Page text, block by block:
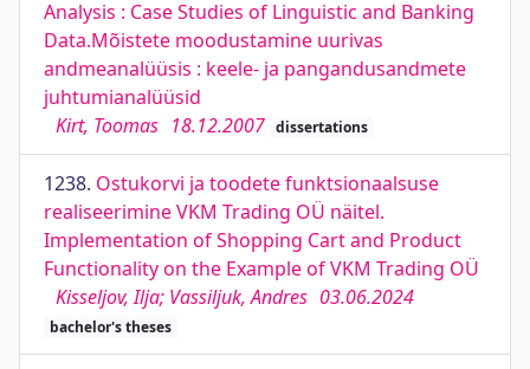
Analysis : Case Studies of Linguistic and Banking
Data.Mõistete moodustamine uurivas
andmeanalüüsis : keele- ja pangandusandmete
juhtumianalüüsid
Kirt, Toomas 18.12.2007 dissertations
1238. Ostukorvi ja toodete funktsionaalsuse
realiseerimine VKM Trading OÜ näitel.
Implementation of Shopping Cart and Product
Functionality on the Example of VKM Trading OÜ
Kisseljov, Ilja; Vassiljuk, Andres 03.06.2024
bachelor's theses